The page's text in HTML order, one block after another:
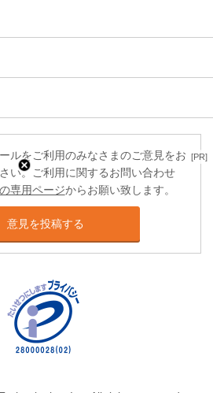
[PR]
ルをご利用のみなさまのご意見をお
い。ご利用に関するお問い合わせ
専用ページからお願い致します。
意見を投稿する